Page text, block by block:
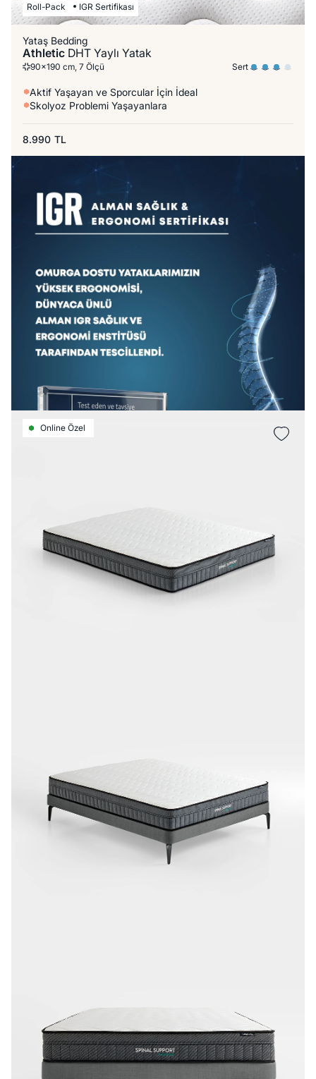
Roll-Pack IGR Sertifikası
Yataş Bedding
Athletic DHT Yaylı Yatak
90x190 cm, 7 Ölçü Sert
Aktif Yaşayan ve Sporcular İçin İdeal
Skolyoz Problemi Yaşayanlara
8.990 TL
Online Özel